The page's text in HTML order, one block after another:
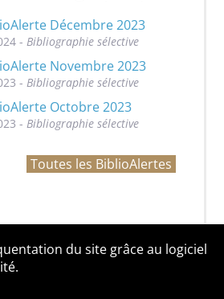
Décembre 2023
- Bibliographie sélective
Novembre 2023
- Bibliographie sélective
Octobre 2023
- Bibliographie sélective
Toutes les BiblioAlertes
du site grâce au logiciel